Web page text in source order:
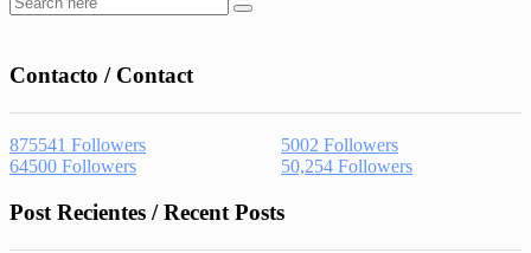
Contacto / Contact
875541 Followers 5002 Followers
64500 Followers 50,254 Followers
Post Recientes / Recent Posts